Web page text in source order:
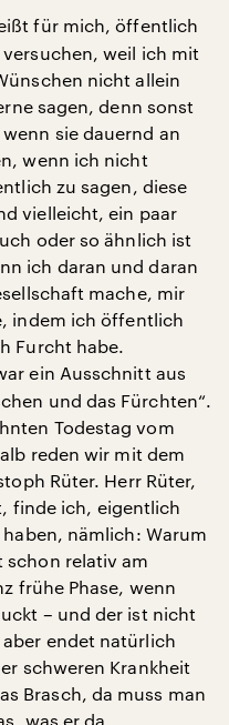
für mich, öffentlich
weil ich mit
nicht allein
sagen, denn sonst
sie dauernd an
wenn ich nicht
zu sagen, diese
vielleicht, ein paar
oder so ähnlich ist
ich daran und daran
mache, mir
indem ich öffentlich
Furcht habe.
ein Ausschnitt aus
und das Fürchten“.
Todestag vom
reden wir mit dem
Rüter. Herr Rüter,
finde ich, eigentlich
nämlich: Warum
schon relativ am
frühe Phase, wenn
– und der ist nicht
endet natürlich
schweren Krankheit
Brasch, da muss man
was er da